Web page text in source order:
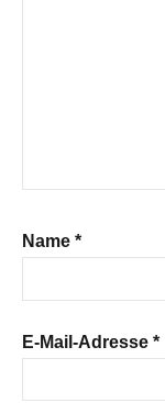
Name *
E-Mail-Adresse *